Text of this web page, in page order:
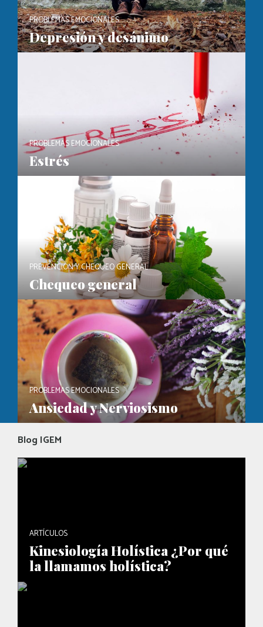
PROBLEMAS EMOCIONALES
Depresión y desánimo
PROBLEMAS EMOCIONALES
Estrés
PREVENCIÓN Y CHEQUEO GENERAL
Chequeo general
PROBLEMAS EMOCIONALES
Ansiedad y Nerviosismo
Blog IGEM
ARTÍCULOS
Kinesiología Holística ¿Por qué
la llamamos holística?